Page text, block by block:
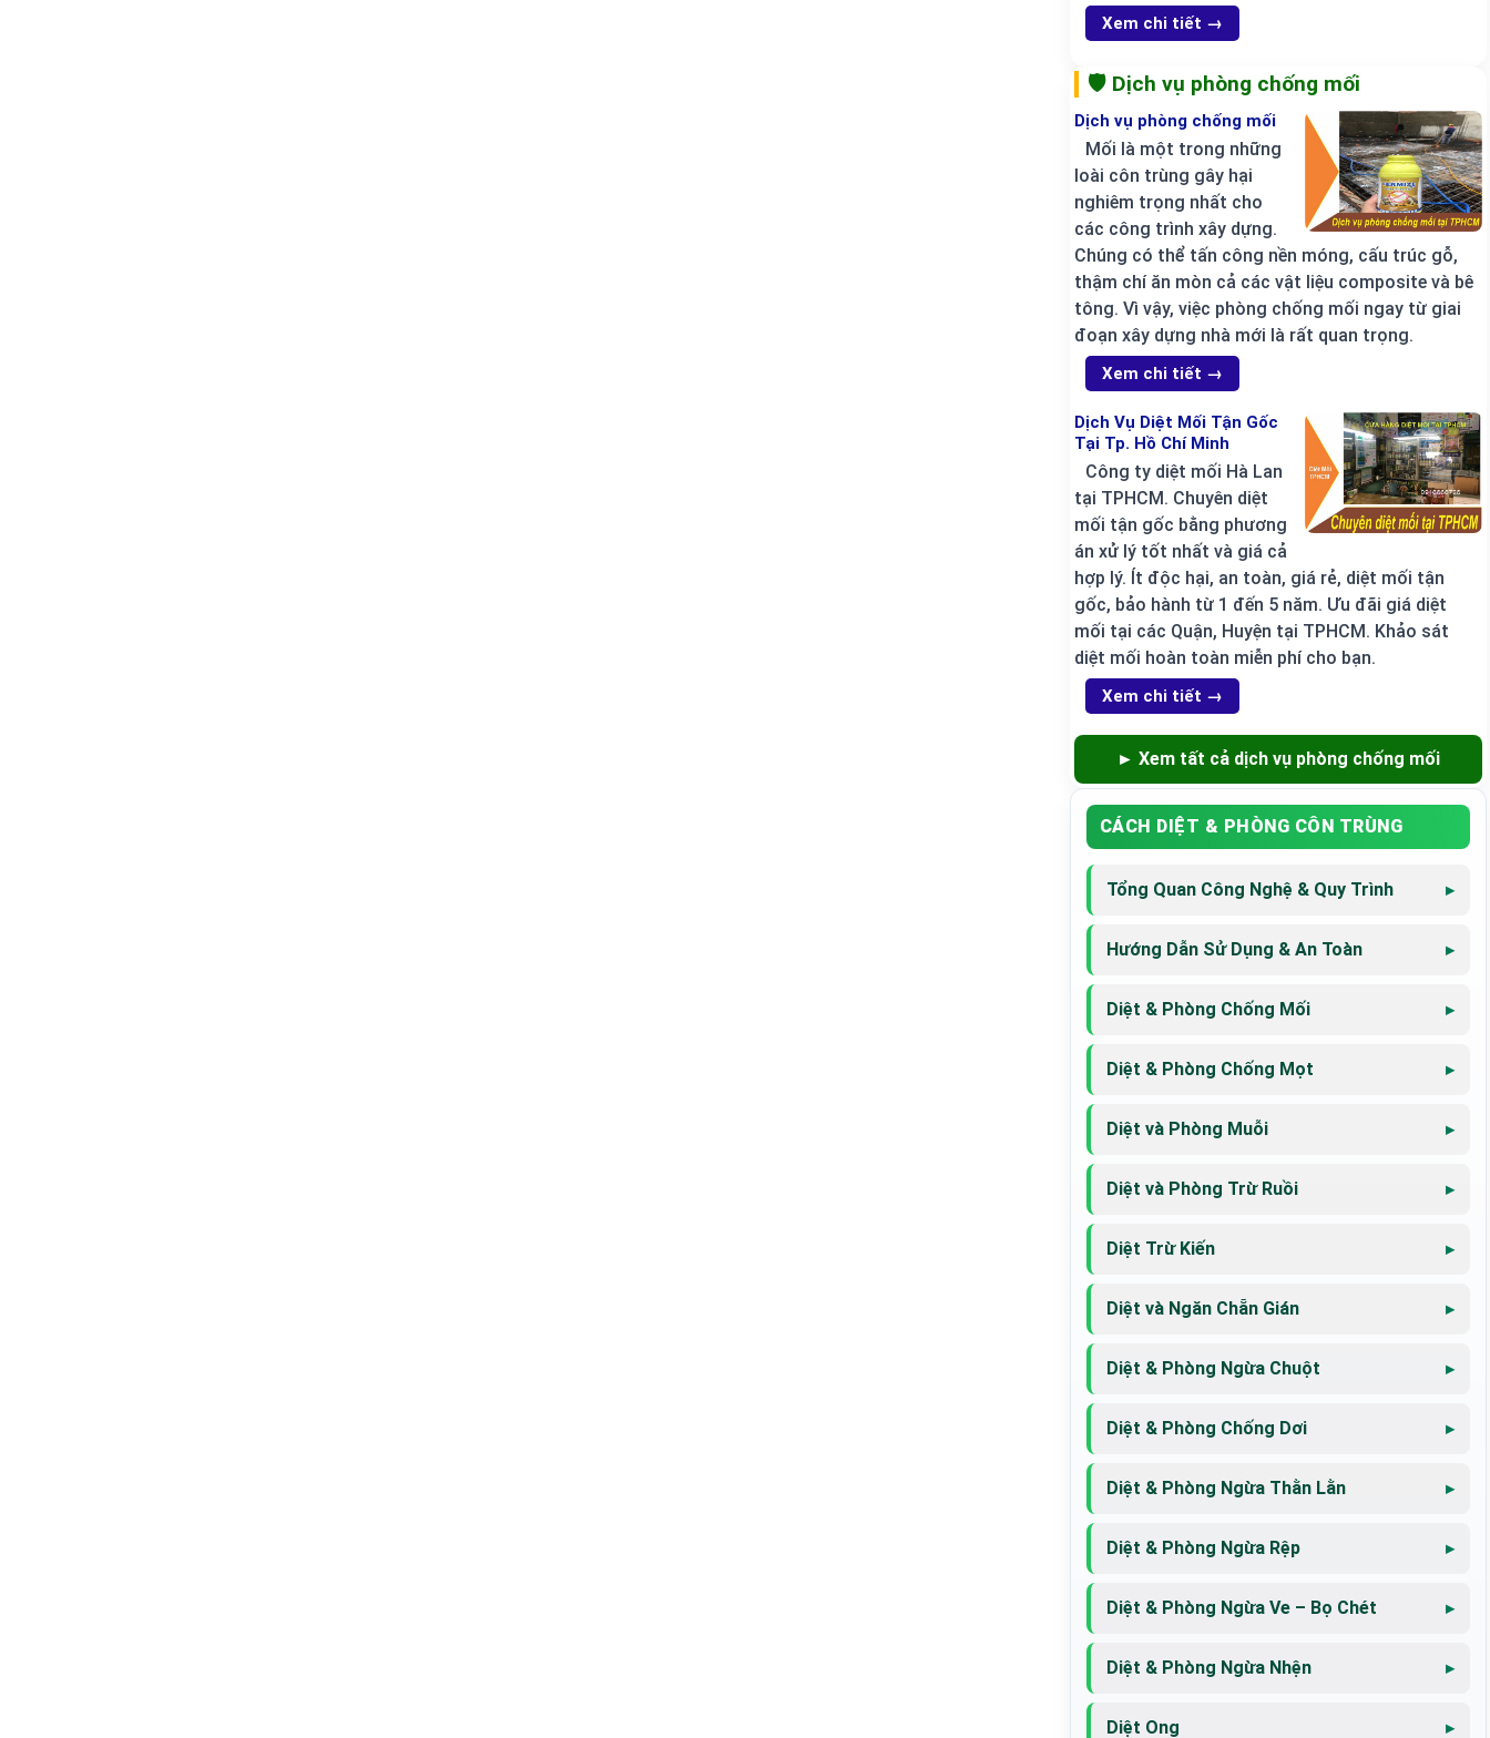
Xem chi tiết →
🛡️ Dịch vụ phòng chống mối
Dịch vụ phòng chống mối
Mối là một trong những
loài côn trùng gây hại
nghiêm trọng nhất cho
các công trình xây dựng.
Chúng có thể tấn công nền móng, cấu trúc gỗ,
thậm chí ăn mòn cả các vật liệu composite và bê
tông. Vì vậy, việc phòng chống mối ngay từ giai
đoạn xây dựng nhà mới là rất quan trọng.
Xem chi tiết →
Dịch Vụ Diệt Mối Tận Gốc
Tại Tp. Hồ Chí Minh
Công ty diệt mối Hà Lan
tại TPHCM. Chuyên diệt
mối tận gốc bằng phương
án xử lý tốt nhất và giá cả
hợp lý. Ít độc hại, an toàn, giá rẻ, diệt mối tận
gốc, bảo hành từ 1 đến 5 năm. Ưu đãi giá diệt
mối tại các Quận, Huyện tại TPHCM. Khảo sát
diệt mối hoàn toàn miễn phí cho bạn.
Xem chi tiết →
► Xem tất cả dịch vụ phòng chống mối
CÁCH DIỆT & PHÒNG CÔN TRÙNG
Tổng Quan Công Nghệ & Quy Trình
Hướng Dẫn Sử Dụng & An Toàn
Diệt & Phòng Chống Mối
Diệt & Phòng Chống Mọt
Diệt và Phòng Muỗi
Diệt và Phòng Trừ Ruồi
Diệt Trừ Kiến
Diệt và Ngăn Chẵn Gián
Diệt & Phòng Ngừa Chuột
Diệt & Phòng Chống Dơi
Diệt & Phòng Ngừa Thằn Lằn
Diệt & Phòng Ngừa Rệp
Diệt & Phòng Ngừa Ve – Bọ Chét
Diệt & Phòng Ngừa Nhện
Diệt Ong